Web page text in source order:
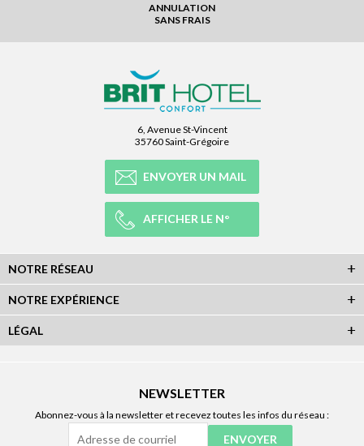
ANNULATION
SANS FRAIS
6, Avenue St-Vincent
35760 Saint-Grégoire
ENVOYER UN MAIL
AFFICHER LE N°
NOTRE RÉSEAU
NOTRE EXPÉRIENCE
LÉGAL
NEWSLETTER
Abonnez-vous à la newsletter et recevez toutes les infos du réseau :